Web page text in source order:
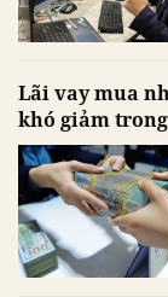
Lãi vay mua
khó giảm